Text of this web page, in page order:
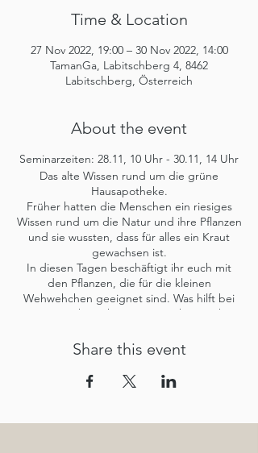
Time & Location
27 Nov 2022, 19:00 – 30 Nov 2022, 14:00
TamanGa, Labitschberg 4, 8462
Labitschberg, Österreich
About the event
Seminarzeiten: 28.11, 10 Uhr - 30.11, 14 Uhr
Das alte Wissen rund um die grüne
Hausapotheke.
Früher hatten die Menschen ein riesiges
Wissen rund um die Natur und ihre Pflanzen
und sie wussten, dass für alles ein Kraut
gewachsen ist.
In diesen Tagen beschäftigt ihr euch mit
den Pflanzen, die für die kleinen
Wehwehchen geeignet sind. Was hilft bei
Husten, Rückenschmerzen, Insektenstichen,
Theresa zeigt euch die wichtigsten
Heilpflanzen für die Hausapotheke und wie
man sie richtig sammelt und verarbeitet.
Erklärt euch die verschiedenen
Salbe, Tinkturen und Co.
Share this event